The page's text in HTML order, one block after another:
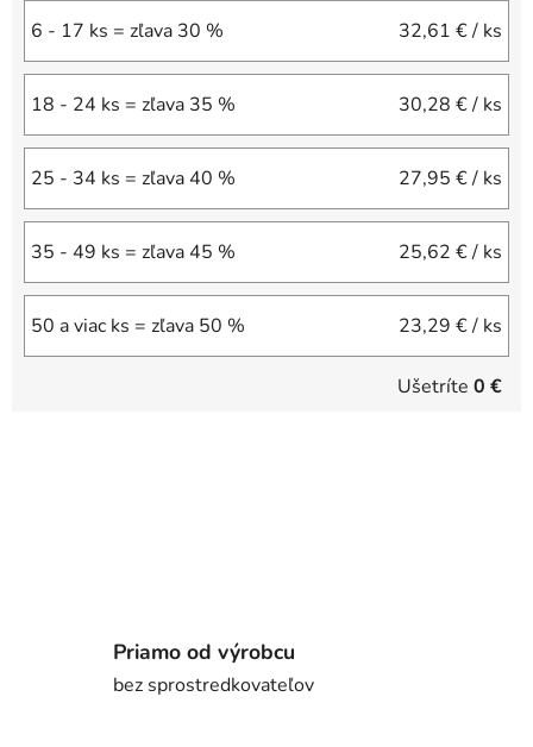
6 - 17 ks = zľava 30 % 32,61 €/ ks
18 - 24 ks = zľava 35 % 30,28 €/ ks
25 - 34 ks = zľava 40 % 27,95 €/ ks
35 - 49 ks = zľava 45 % 25,62 €/ ks
50 a viac ks = zľava 50 % 23,29 €/ ks
Ušetríte 0 €
Priamo od výrobcu
bez sprostredkovateľov